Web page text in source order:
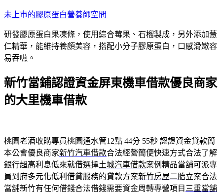
跳
主
要
內
未上市的膠原蛋白營養師空間
研發膠原蛋白果凍條，使用綜合莓果、石榴製成，另外添加薏
仁精華，能維持養顏美容，搭配小分子膠原蛋白，口感滑嫩容
易吞嚥。
新竹當鋪認證資金屏東機車借款優良商家
的大里機車借款
桃園老酒收購專員桃園通水管12點 44分 55秒 認證資金貸款簡
本公會優良商家新竹汽車借款合法經營簡便快速方式合法了解
銀行超高利息低來就借選擇土城汽車借款案例精品當舖可派專
員到府多元化低利借貸服務的貸款方案新竹房屋二胎立案合法
當舖新竹有任何借錢合法借錢需要資金周轉專營項目 三重當舖